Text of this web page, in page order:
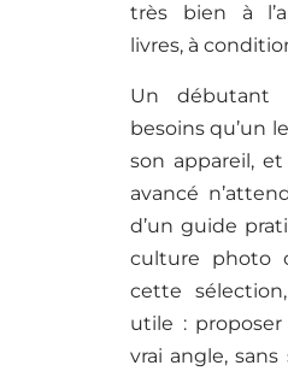
très bien à
livres, à
Un débutant
besoins qu’un
son appareil,
avancé
d’un guide
culture photo
cette
utile :
vrai angle,